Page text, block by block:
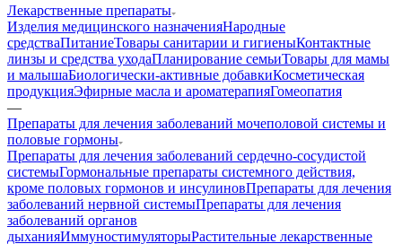
Лекарственные препараты
Изделия медицинского назначенияНародные
средстваПитаниеТовары санитарии и гигиеныКонтактные
линзы и средства уходаПланирование семьиТовары для мамы
и малышаБиологически-активные добавкиКосметическая
продукцияЭфирные масла и ароматерапияГомеопатия
—
Препараты для лечения заболеваний мочеполовой системы и
половые гормоны
Препараты для лечения заболеваний сердечно-сосудистой
системыГормональные препараты системного действия,
кроме половых гормонов и инсулиновПрепараты для лечения
заболеваний нервной системыПрепараты для лечения
заболеваний органов
дыханияИммуностимуляторыРастительные лекарственные